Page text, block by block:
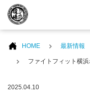
HOME 最新情報
ファイトフィット横
2025.04.10